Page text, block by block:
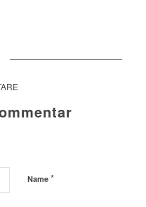
Name *